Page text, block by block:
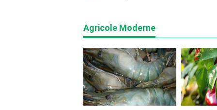
Agricole Moderne